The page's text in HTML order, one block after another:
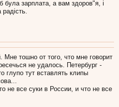
була зарплата, а вам здоров"я, і
Мне тошно от того, что мне говорит
не удалось. Петербург -
глупо тут вставлять клипы
не все суки в России, и что не все